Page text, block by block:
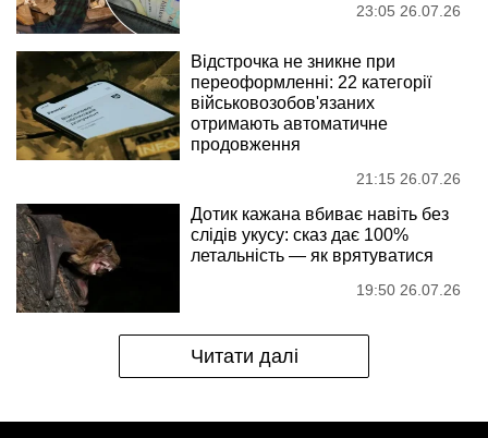
23:05 26.07.26
Відстрочка не зникне при
переоформленні: 22 категорії
військовозобов'язаних
отримають автоматичне
продовження
21:15 26.07.26
Дотик кажана вбиває навіть без
слідів укусу: сказ дає 100%
летальність — як врятуватися
19:50 26.07.26
Читати далі